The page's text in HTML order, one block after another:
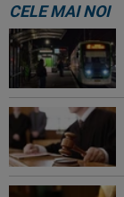
CELE MAI NOI